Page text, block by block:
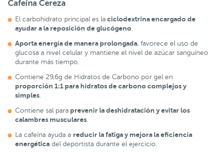
Cafeína Cereza
El carbohidrato principal es la ciclodextrina encargado de
ayudar a la reposición de glucógeno.
Aporta energía de manera prolongada, favorece el uso de
glucosa a nivel celular y mantiene el nivel de azúcar sanguíneo
durante más tiempo.
Contiene 29,6g de Hidratos de Carbono por gel en
proporción 1:1 para hidratos de carbono complejos y
simples.
Contiene sal para prevenir la deshidratación y evitar los
calambres musculares.
La cafeína ayuda a reducir la fatiga y mejora la eficiencia
energética del deportista durante el ejercicio.